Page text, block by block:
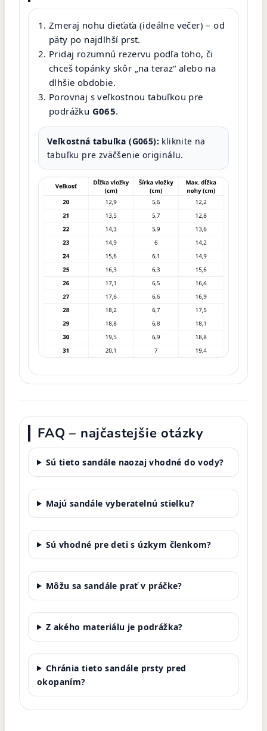
Zmeraj nohu dieťaťa (ideálne večer) – od
päty po najdlhší prst.
Pridaj rozumnú rezervu podľa toho, či
chceš topánky skôr „na teraz“ alebo na
dlhšie obdobie.
Porovnaj s veľkostnou tabuľkou pre
podrážku G065.
Veľkostná tabuľka (G065): kliknite na
tabuľku pre zväčšenie originálu.
FAQ – najčastejšie otázky
Sú tieto sandále naozaj vhodné do vody?
Majú sandále vyberatelnú stielku?
Sú vhodné pre deti s úzkym členkom?
Môžu sa sandále prať v práčke?
Z akého materiálu je podrážka?
Chránia tieto sandále prsty pred
okopaním?